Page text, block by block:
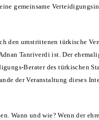
gemeinsame
den umstrittenen türkische
Tanriverdi ist. Der
Berater des türkischen
der Veranstaltung dieses
Wann und wie? Wenn der